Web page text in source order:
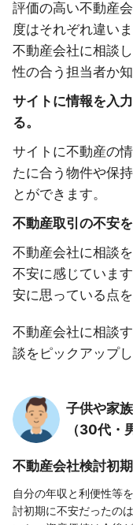
評価の高い不動産
度はそれぞれ違いま
不動産会社に相談
性の合う担当者か
サイトに情報を入
る。
サイトに不動産の
たに合う物件や保
とができます。
不動産取引の不安
不動産会社に相談
不安に感じていま
安に思っている点
不動産会社に相談
談をピックアップし
子供や家
（30代・
不動産会社検討初
自分の年収と利便性等
討初期に不安だったの